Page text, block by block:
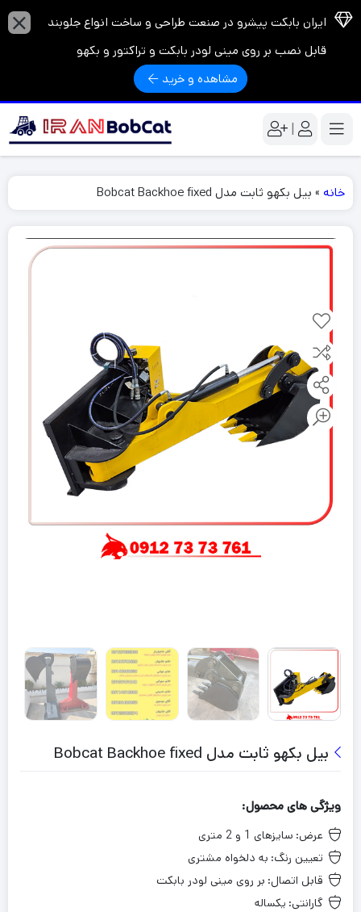
ایران بابکت پیشرو در صنعت طراحی و ساخت انواع جلوبند
قابل نصب بر روی مینی لودر بابکت و تراکتور و بکهو
مشاهده و خرید
|
خانه » بیل بکهو ثابت مدل Bobcat Backhoe fixed
بیل بکهو ثابت مدل Bobcat Backhoe fixed
ویژگی های محصول:
عرض: سایزهای 1 و 2 متری
تعیین رنگ: به دلخواه مشتری
قابل اتصال: بر روی مینی لودر بابکت
گارانتی: یکساله